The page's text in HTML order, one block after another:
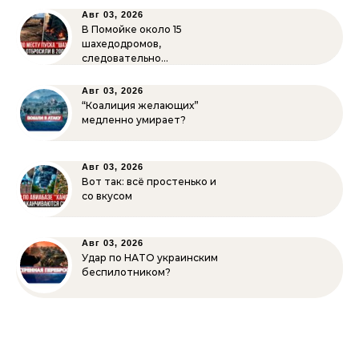
Авг 03, 2026
В Помойке около 15
шахедодромов,
следовательно…
Авг 03, 2026
“Коалиция желающих”
медленно умирает?
Авг 03, 2026
Вот так: всё простенько и
со вкусом
Авг 03, 2026
Удар по НАТО украинским
беспилотником?